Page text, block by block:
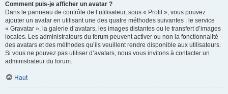
Comment puis-je afficher un avatar ?
Dans le panneau de contrôle de l’utilisateur, sous « Profil », vous pouvez
ajouter un avatar en utilisant une des quatre méthodes suivantes : le service
« Gravatar », la galerie d’avatars, les images distantes ou le transfert d’images
locales. Les administrateurs du forum peuvent activer ou non la fonctionnalité
des avatars et des méthodes qu’ils veuillent rendre disponible aux utilisateurs.
Si vous ne pouvez pas utiliser d’avatars, nous vous invitons à contacter un
administrateur du forum.
Haut